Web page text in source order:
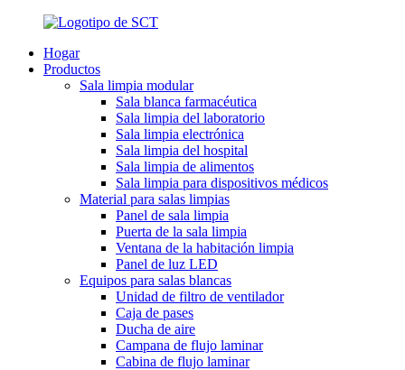
Hogar
Productos
Sala limpia modular
Sala blanca farmacéutica
Sala limpia del laboratorio
Sala limpia electrónica
Sala limpia del hospital
Sala limpia de alimentos
Sala limpia para dispositivos médicos
Material para salas limpias
Panel de sala limpia
Puerta de la sala limpia
Ventana de la habitación limpia
Panel de luz LED
Equipos para salas blancas
Unidad de filtro de ventilador
Caja de pases
Ducha de aire
Campana de flujo laminar
Cabina de flujo laminar